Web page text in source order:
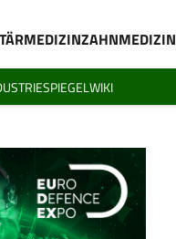
ZAHNMEDIZIN
WIKI